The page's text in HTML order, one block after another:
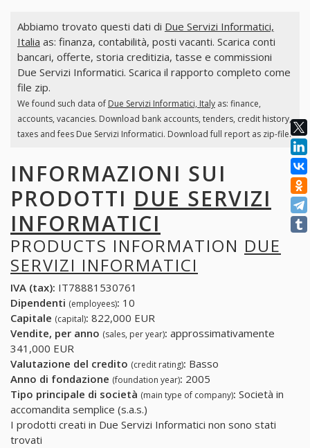
Abbiamo trovato questi dati di Due Servizi Informatici,
Italia as: finanza, contabilità, posti vacanti. Scarica conti
bancari, offerte, storia creditizia, tasse e commissioni
Due Servizi Informatici. Scarica il rapporto completo come
file zip.
We found such data of Due Servizi Informatici, Italyas: finance,
accounts, vacancies. Download bank accounts, tenders, credit history,
taxes and fees Due Servizi Informatici. Download full report as zip-file.
INFORMAZIONI SUI
PRODOTTI DUE SERVIZI
INFORMATICI
PRODUCTS INFORMATION DUE
SERVIZI INFORMATICI
IVA (tax): IT78881530761
Dipendenti (employees): 10
Capitale (capital): 822,000 EUR
Vendite, per anno (sales, per year): approssimativamente
341,000 EUR
Valutazione del credito (credit rating): Basso
Anno di fondazione (foundation year): 2005
Tipo principale di società (main type of company): Società in
accomandita semplice (s.a.s.)
I prodotti creati in Due Servizi Informatici non sono stati
trovati